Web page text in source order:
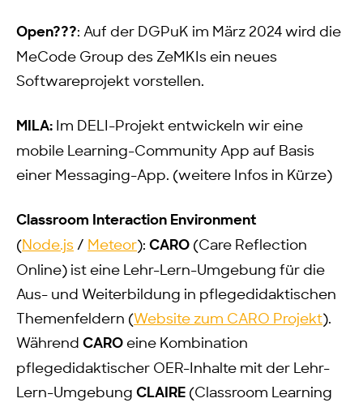
Open???: Auf der DGPuK im März 2024 wird die
MeCode Group des ZeMKIs ein neues
Softwareprojekt vorstellen.
MILA:
Im DELI-Projekt entwickeln wir eine
mobile Learning-Community App auf Basis
einer Messaging-App. (weitere Infos in Kürze)
Classroom Interaction Environment
( Node.js / Meteor): CARO (Care Reflection
Online) ist eine Lehr-Lern-Umgebung für die
Aus- und Weiterbildung in pflegedidaktischen
Themenfeldern (Website zum CARO Projekt).
Während CARO eine Kombination
pflegedidaktischer OER-Inhalte mit der Lehr-
Lern-Umgebung CLAIRE (Classroom Learning